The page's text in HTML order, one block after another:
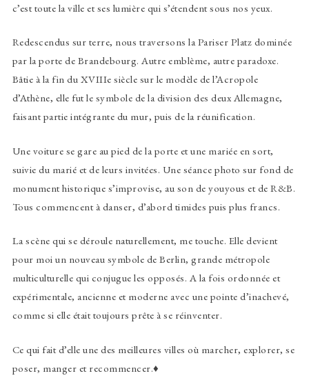
c’est toute la ville et ses lumière qui s’étendent sous nos yeux.
Redescendus sur terre, nous traversons la Pariser Platz dominée
par la porte de Brandebourg. Autre emblème, autre paradoxe.
Bâtie à la fin du XVIIIe siècle sur le modèle de l’Acropole
d’Athène, elle fut le symbole de la division des deux Allemagne,
faisant partie intégrante du mur, puis de la réunification.
Une voiture se gare au pied de la porte et une mariée en sort,
suivie du marié et de leurs invitées. Une séance photo sur fond de
monument historique s’improvise, au son de youyous et de R&B.
Tous commencent à danser, d’abord timides puis plus francs.
La scène qui se déroule naturellement, me touche. Elle devient
pour moi un nouveau symbole de Berlin, grande métropole
multiculturelle qui conjugue les opposés. A la fois ordonnée et
expérimentale, ancienne et moderne avec une pointe d’inachevé,
comme si elle était toujours prête à se réinventer.
Ce qui fait d’elle une des meilleures villes où marcher, explorer, se
poser, manger et recommencer.♦